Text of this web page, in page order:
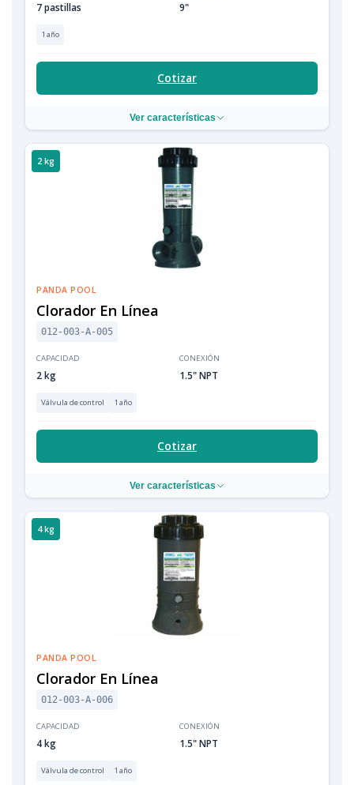
7 pastillas 9"
1 año
Cotizar
Ver características
2 kg
PANDA POOL
Clorador En Línea
012-003-A-005
CAPACIDAD
2 kg
CONEXIÓN
1.5" NPT
Válvula de control 1 año
Cotizar
Ver características
4 kg
PANDA POOL
Clorador En Línea
012-003-A-006
CAPACIDAD
4 kg
CONEXIÓN
1.5" NPT
Válvula de control 1 año